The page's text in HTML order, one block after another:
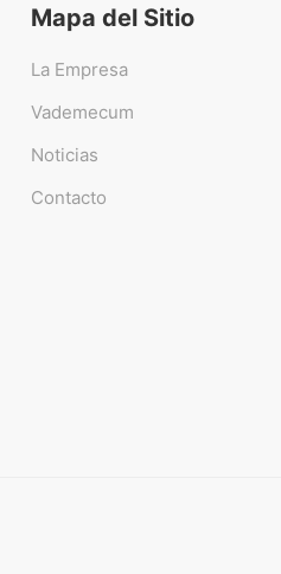
Mapa del Sitio
La Empresa
Vademecum
Noticias
Contacto